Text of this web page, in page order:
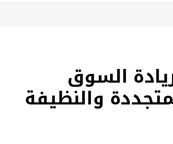
السوق
والنظيفة